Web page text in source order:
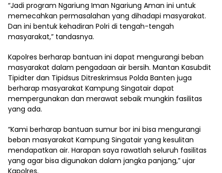
“Jadi program Ngariung Iman Ngariung Aman ini untuk
memecahkan permasalahan yang dihadapi masyarakat.
Dan ini bentuk kehadiran Polri di tengah-tengah
masyarakat,” tandasnya.
Kapolres berharap bantuan ini dapat mengurangi beban
masyarakat dalam pengadaan air bersih. Mantan Kasubdit
Tipidter dan Tipidsus Ditreskrimsus Polda Banten juga
berharap masyarakat Kampung Singatair dapat
mempergunakan dan merawat sebaik mungkin fasilitas
yang ada.
“Kami berharap bantuan sumur bor ini bisa mengurangi
beban masyarakat Kampung Singatair yang kesulitan
mendapatkan air. Harapan saya rawatlah seluruh fasilitas
yang agar bisa digunakan dalam jangka panjang,” ujar
Kapolres.